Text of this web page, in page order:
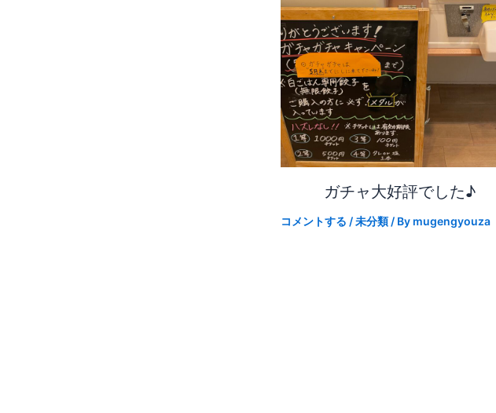
ガチャ大好評でした♪
コメントする /未分類 / By mugengyouza